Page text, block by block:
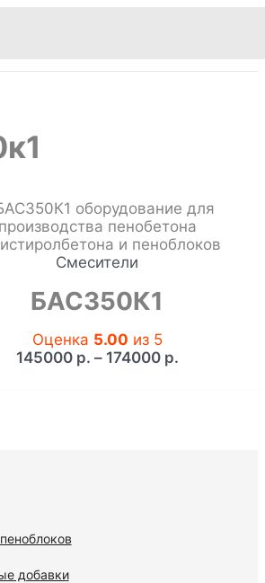
Смесители
БАС350К1
Оценка 5.00 из 5
145000 р. – 174000 р.
добавки